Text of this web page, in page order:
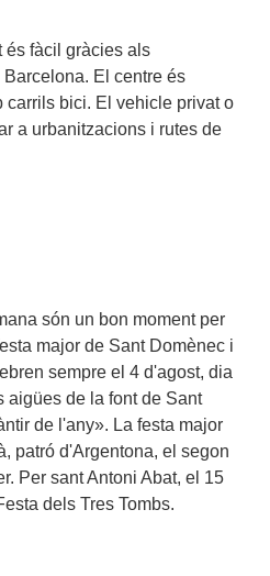
és fàcil gràcies als
El centre és
carrils bici. El vehicle privat o
a urbanitzacions i rutes de
són un bon moment per
major de Sant Domènec i
sempre el 4 d'agost, dia
aigües de la font de Sant
de l'any». La festa major
patró d'Argentona, el segon
Per sant Antoni Abat, el 15
dels Tres Tombs.